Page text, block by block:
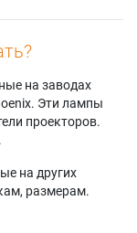
на заводах
Эти лампы
проекторов.
на других
размерам.